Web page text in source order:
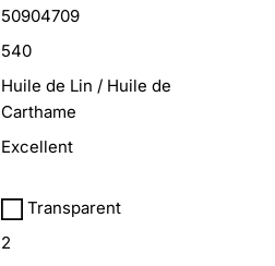
50904709
540
Huile de Lin / Huile de
Carthame
Excellent
Transparent
2